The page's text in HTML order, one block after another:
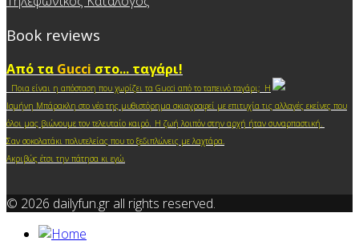
Book reviews
Από τα Gucci στο... ταγάρι!
Ποια είναι η απόσταση που χωρίζει τα Gucci από το ταπεινό ταγάρι; Η
Ισμήνη Μπάρακλη στο νέο της μυθιστόρημα σκιαγραφεί με επιτυχία τις αλλαγές εκείνες που
όλοι μας βιώνουμε τον τελευταίο καιρό. Η ζωή λοιπόν στην αρχή ήταν συναρπαστική.
Σαν σοκολατάκι πολυτελείας που το ξεδιπλώνεις με λαχτάρα.
Ακριβώς έτσι την πάτησα κι εγώ.
© 2026 dailyfun.gr all rights reserved.